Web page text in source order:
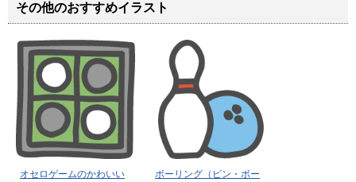
その他のおすすめイラスト
オセロゲームのかわいい
ボーリング（ピン・ボー